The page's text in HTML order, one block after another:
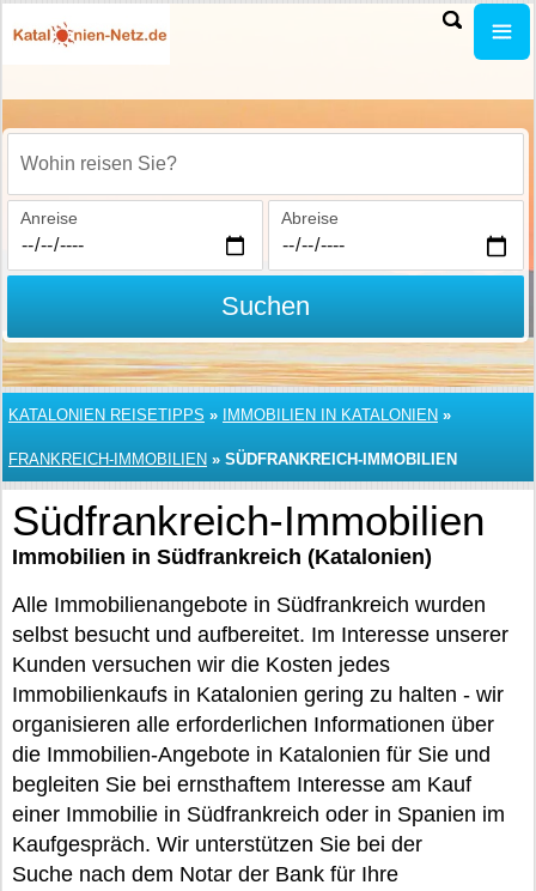
Wohin reisen Sie?
Anreise Abreise
Suchen
KATALONIEN REISETIPPS » IMMOBILIEN IN KATALONIEN »
FRANKREICH-IMMOBILIEN » SÜDFRANKREICH-IMMOBILIEN
Südfrankreich-Immobilien
Immobilien in Südfrankreich (Katalonien)
Alle Immobilienangebote in Südfrankreich wurden
selbst besucht und aufbereitet. Im Interesse unserer
Kunden versuchen wir die Kosten jedes
Immobilienkaufs in Katalonien gering zu halten - wir
organisieren alle erforderlichen Informationen über
die Immobilien-Angebote in Katalonien für Sie und
begleiten Sie bei ernsthaftem Interesse am Kauf
einer Immobilie in Südfrankreich oder in Spanien im
Kaufgespräch. Wir unterstützen Sie bei der
Suche nach dem Notar der Bank für Ihre